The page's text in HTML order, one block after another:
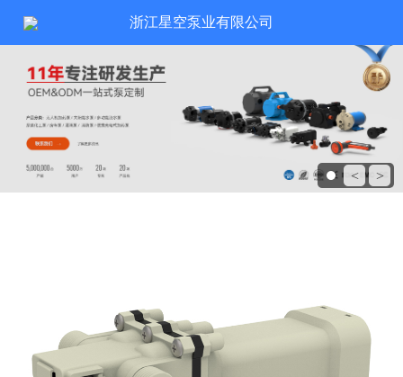
>
<
浙江星空泵业有限公司